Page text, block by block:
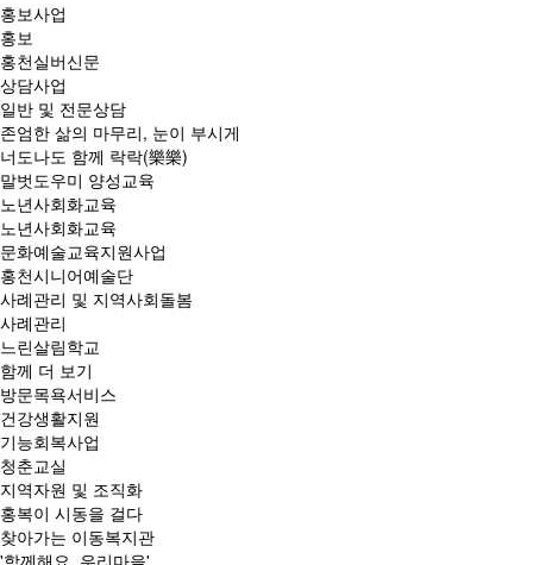
홍보사업
홍보
홍천실버신문
상담사업
일반 및 전문상담
존엄한 삶의 마무리, 눈이 부시게
너도나도 함께 락락(樂樂)
말벗도우미 양성교육
노년사회화교육
노년사회화교육
문화예술교육지원사업
홍천시니어예술단
사례관리 및 지역사회돌봄
사례관리
느린살림학교
함께 더 보기
방문목욕서비스
건강생활지원
기능회복사업
청춘교실
지역자원 및 조직화
홍복이 시동을 걸다
찾아가는 이동복지관